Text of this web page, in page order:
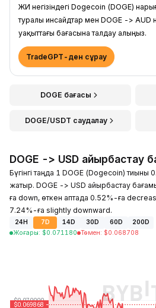
ЖИ негізіндегі Dogecoin (DOGE)
туралы инсайдтар мен DOGE -> AUD
уақыттағы бағасына талдау алыңыз.
TradeGPT-ден сұрау
DOGE бағасы
DOGE/USDT саудалау
DOGE -> USD айырбастау
Бүгінгі таңда 1 DOGE (Dogecoin)
жатыр. DOGE -> USD айырбастау
ға down, өткен аптада 0.52%-ға
7.24%-ға slightly downward.
24H 7D 14D 30D 60D
200D
Жоғары: $0.071180 Төмен: $0.068708